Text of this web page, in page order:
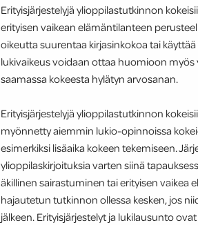
Erityisjärjestelyjä ylioppilastutkinnon
erityisen vaikean elämäntilanteen
oikeutta suurentaa kirjasinkokoa tai
lukivaikeus voidaan ottaa huomioon
saamassa kokeesta hylätyn arvosanan.
Erityisjärjestelyjä ylioppilastutkinnon
myönnetty aiemmin lukio-opinnoissa
esimerkiksi lisäaika kokeen tekemiseen.
ylioppilaskirjoituksia varten siinä
äkillinen sairastuminen tai erityisen vaikea
hajautetun tutkinnon ollessa kesken, jos
jälkeen. Erityisjärjestelyt ja lukilausunto